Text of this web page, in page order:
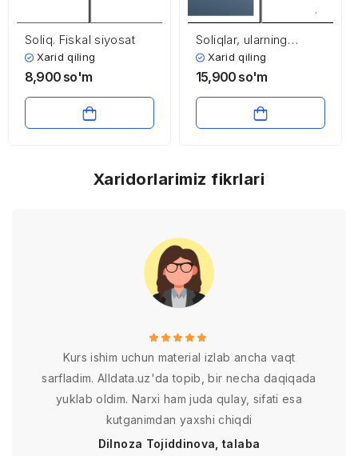
Soliq. Fiskal siyosat
Xarid qiling
8,900 so'm
Soliqlar, ularning
vazifalari va turlari
Xarid qiling
15,900 so'm
Xaridorlarimiz fikrlari
Kurs ishim uchun material izlab ancha vaqt
sarfladim. Alldata.uz'da topib, bir necha daqiqada
yuklab oldim. Narxi ham juda qulay, sifati esa
kutganimdan yaxshi chiqdi
Dilnoza Tojiddinova, talaba